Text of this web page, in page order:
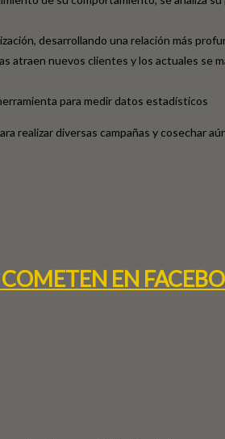
desarrollando una relación más
atraen nuevos clientes y los actuales se
para medir datos estadísticos
para realizar diversas campañas y
EN